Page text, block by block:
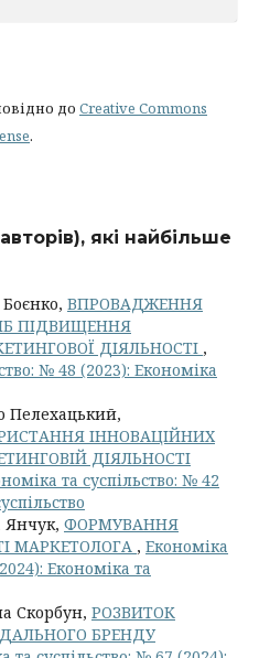
до Creative Commons
.
які найбільше
ВПРОВАДЖЕННЯ
ПІДВИЩЕННЯ
ДІЯЛЬНОСТІ ,
№ 48 (2023): Економіка
Пелехацький,
ІННОВАЦІЙНИХ
ДІЯЛЬНОСТІ
та суспільство: № 42
Янчук, ФОРМУВАННЯ
МАРКЕТОЛОГА , Економіка
Економіка та
Скорбун, РОЗВИТОК
БРЕНДУ